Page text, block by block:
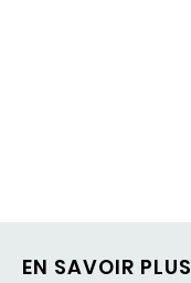
EN SAVOIR PLUS